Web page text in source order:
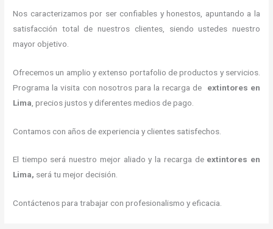
Nos caracterizamos por ser confiables y honestos, apuntando a la
satisfacción total de nuestros clientes, siendo ustedes nuestro
mayor objetivo.
Ofrecemos un amplio y extenso portafolio de productos y servicios.
Programa la visita con nosotros para la recarga de extintores en
Lima , precios justos y diferentes medios de pago.
Contamos con años de experiencia y clientes satisfechos.
El tiempo será nuestro mejor aliado y la recarga de extintores en
Lima, será tu mejor decisión.
Contáctenos para trabajar con profesionalismo y eficacia.